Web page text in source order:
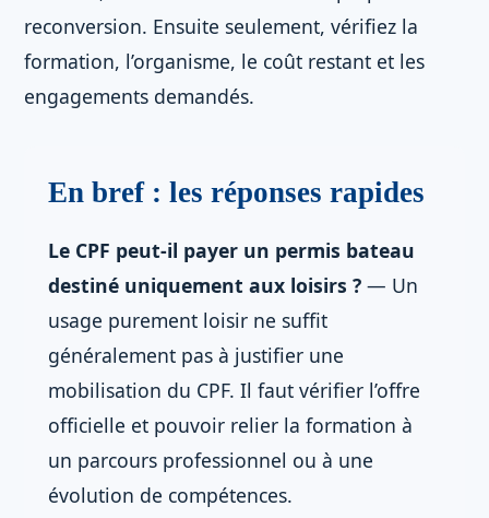
reconversion. Ensuite seulement, vérifiez la
formation, l’organisme, le coût restant et les
engagements demandés.
En bref : les réponses rapides
Le CPF peut-il payer un permis bateau
destiné uniquement aux loisirs ? — Un
usage purement loisir ne suffit
généralement pas à justifier une
mobilisation du CPF. Il faut vérifier l’offre
officielle et pouvoir relier la formation à
un parcours professionnel ou à une
évolution de compétences.